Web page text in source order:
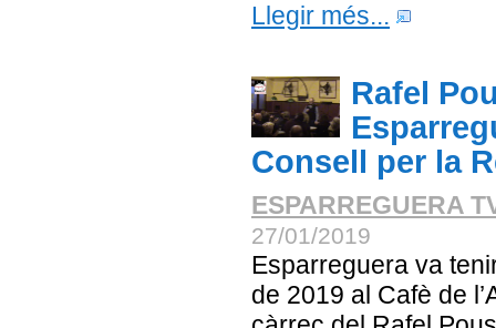
Llegir més...
Rafel
Consell per la
ESPARREGUERA
27/01/2019
Esparreguera va
de 2019 al Cafè de